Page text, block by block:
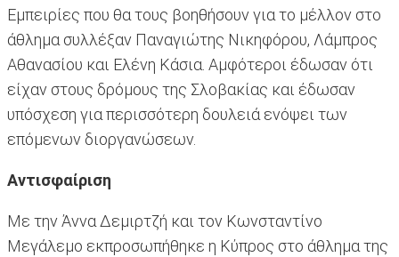
Εμπειρίες που θα τους βοηθήσουν για το μέλλον στο
άθλημα συλλέξαν Παναγιώτης Νικηφόρου, Λάμπρος
Αθανασίου και Ελένη Κάσια. Αμφότεροι έδωσαν ότι
είχαν στους δρόμους της Σλοβακίας και έδωσαν
υπόσχεση για περισσότερη δουλειά ενόψει των
επόμενων διοργανώσεων.
Αντισφαίριση
Με την Άννα Δεμιρτζή και τον Κωνσταντίνο
Μεγάλεμο εκπροσωπήθηκε η Κύπρος στο άθλημα της